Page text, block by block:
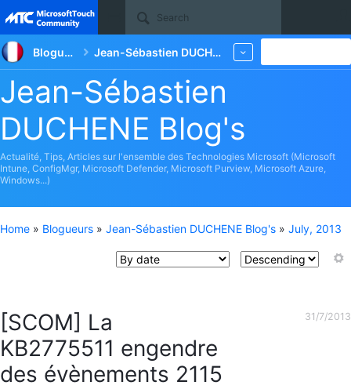
Site
Blogueurs Jean-Sébastien DUCHENE Blog's
Jean-Sébastien
DUCHENE Blog's
Actualité, Tips, Articles sur l'ensemble des Technologies Microsoft (Microsoft
Intune, ConfigMgr, Microsoft Defender, Microsoft Purview, Microsoft Azure,
Windows...)
Home » Blogueurs » Jean-Sébastien DUCHENE Blog's » July, 2013
[SCOM] La
KB2775511 engendre
des évènements 2115
31/7/2013